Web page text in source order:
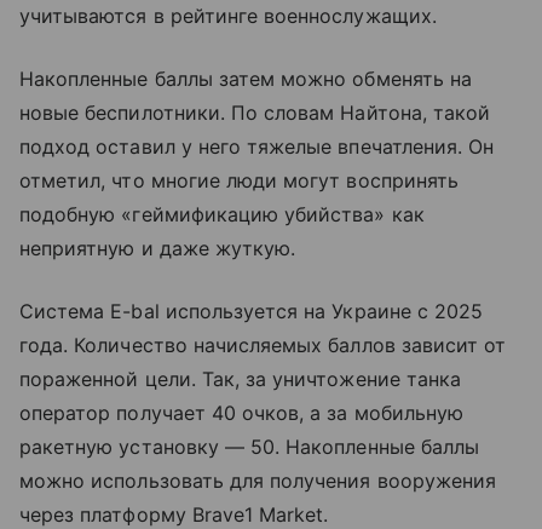
учитываются в рейтинге военнослужащих.
Накопленные баллы затем можно обменять на
новые беспилотники. По словам Найтона, такой
подход оставил у него тяжелые впечатления. Он
отметил, что многие люди могут воспринять
подобную «геймификацию убийства» как
неприятную и даже жуткую.
Система E-bal используется на Украине с 2025
года. Количество начисляемых баллов зависит от
пораженной цели. Так, за уничтожение танка
оператор получает 40 очков, а за мобильную
ракетную установку — 50. Накопленные баллы
можно использовать для получения вооружения
через платформу Brave1 Market.